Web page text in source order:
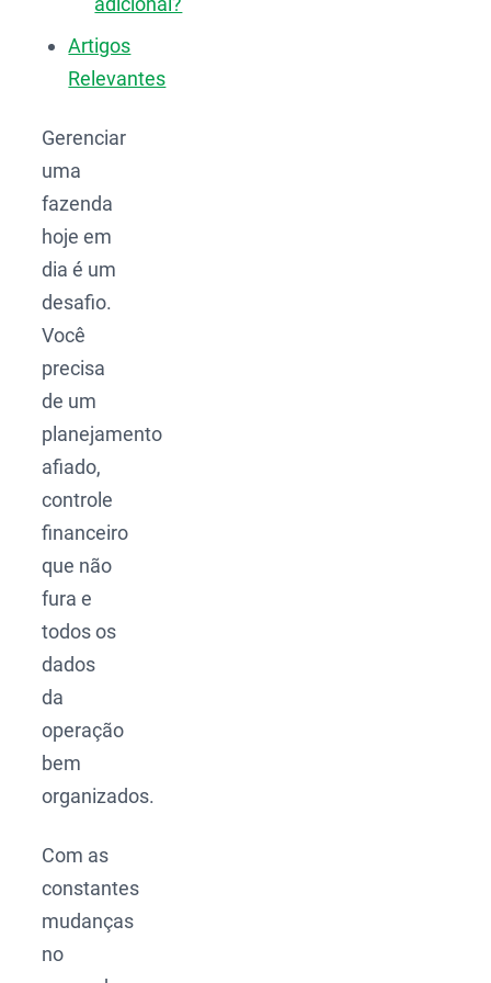
Artigos
Relevantes
Gerenciar
uma
fazenda
hoje em
dia é um
desafio.
Você
precisa
de um
planejamento
afiado,
controle
financeiro
que não
fura e
todos os
dados
da
operação
bem
organizados.
Com as
constantes
mudanças
no